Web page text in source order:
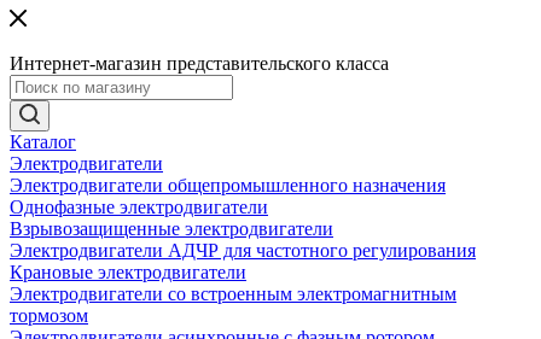
Интернет-магазин представительского класса
Каталог
Электродвигатели
Электродвигатели общепромышленного назначения
Однофазные электродвигатели
Взрывозащищенные электродвигатели
Электродвигатели АДЧР для частотного регулирования
Крановые электродвигатели
Электродвигатели со встроенным электромагнитным
тормозом